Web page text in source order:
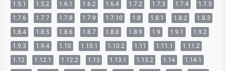
1.5.1
1.5.2 1.6.1 1.6.2 1.6.4 1.7.2 1.7.3 1.7.4
1.7.5
1.7.6
1.7.7 1.7.8 1.7.9 1.7.10 1.8 1.8.1 1.8.2
1.8.3
1.8.4
1.8.5 1.8.6 1.8.7 1.8.8 1.8.9 1.9 1.9.1
1.9.2
1.9.3
1.9.4 1.10 1.10.1 1.10.2 1.11 1.11.1
1.11.2
1.12
1.12.1 1.12.2 1.13 1.13.1 1.13.2 1.14
1.14.1